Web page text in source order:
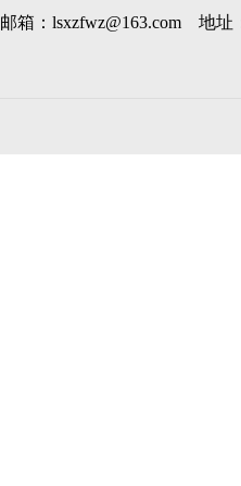
邮箱：lsxzfwz@163.com 地址